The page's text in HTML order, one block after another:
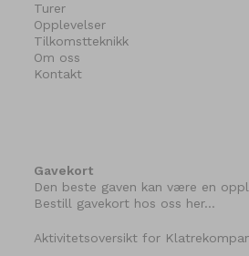
Turer
Opplevelser
Tilkomstteknikk
Om oss
Kontakt
Gavekort
Den beste gaven kan være en
Bestill gavekort hos oss her…
Aktivitetsoversikt for